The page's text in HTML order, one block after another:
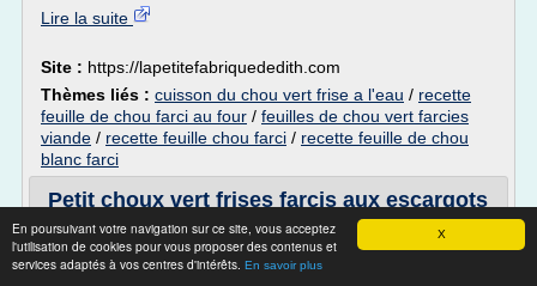
X
En poursuivant votre navigation sur ce site, vous acceptez
l'utilisation de cookies pour vous proposer des contenus et
services adaptés à vos centres d'intérêts. En savoir plus
Lire la suite
Site : https://lapetitefabriquededith.com
Thèmes liés : cuisson du chou vert frise a l'eau / recette
feuille de chou farci au four / feuilles de chou vert farcies
viande / recette feuille chou farci / recette feuille de chou
blanc farci
Petit choux vert frises farcis aux escargots
et cepes ...
Petit choux vert frises farcis aux escargots et cepes